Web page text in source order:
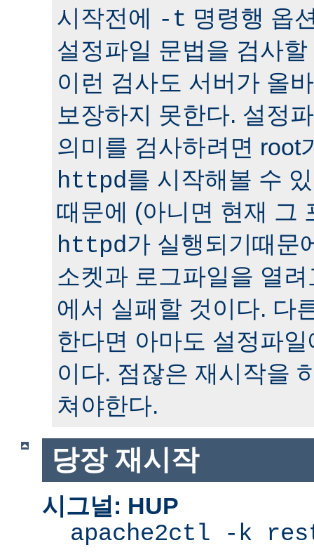
시작전에
-t 명령행 옵
설정파일 문법을 검사
이런 검사도 서버가 올
보장하지 못한다. 설정
의미를 검사하려면 root
httpd를 시작해볼 수
때문에 (아니면 현재 그
httpd가 실행되기때문
소켓과 로그파일을 열
에서 실패할 것이다. 다
한다면 아마도 설정파
이다. 점잖은 재시작을
쳐야한다.
당장 재시작
시그널: HUP
apache2ctl -k